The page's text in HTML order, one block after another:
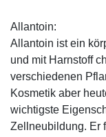
Allantoin:
Allantoin ist ein
und mit Harnstoff
verschiedenen
Kosmetik aber
wichtigste
Zellneubildung. Er